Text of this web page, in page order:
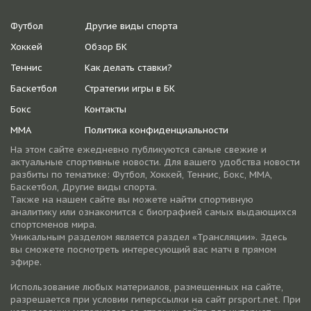
Футбол
Хоккей
Теннис
Баскетбол
Бокс
ММА
Другие виды спорта
Обзор БК
Как делать ставки?
Стратегии игры в БК
Контакты
Политика конфиденциальности
На этом сайте ежедневно публикуются самые свежие и
актуальные спортивные новости. Для вашего удобства новости
разбиты по тематике: Футбол, Хоккей, Теннис, Бокс, ММА,
Баскетбол, Другие виды спорта.
Также на нашем сайте вы можете найти спортивную
аналитику или ознакомится с биографией самых выдающихся
спортсменов мира.
Уникальным разделом является раздел «Трансляции». Здесь
вы сможете посмотреть интересующий вас матч в прямом
эфире.
Использование любых материалов, размещенных на сайте,
разрешается при условии гиперссылки на cайт prsport.net. При